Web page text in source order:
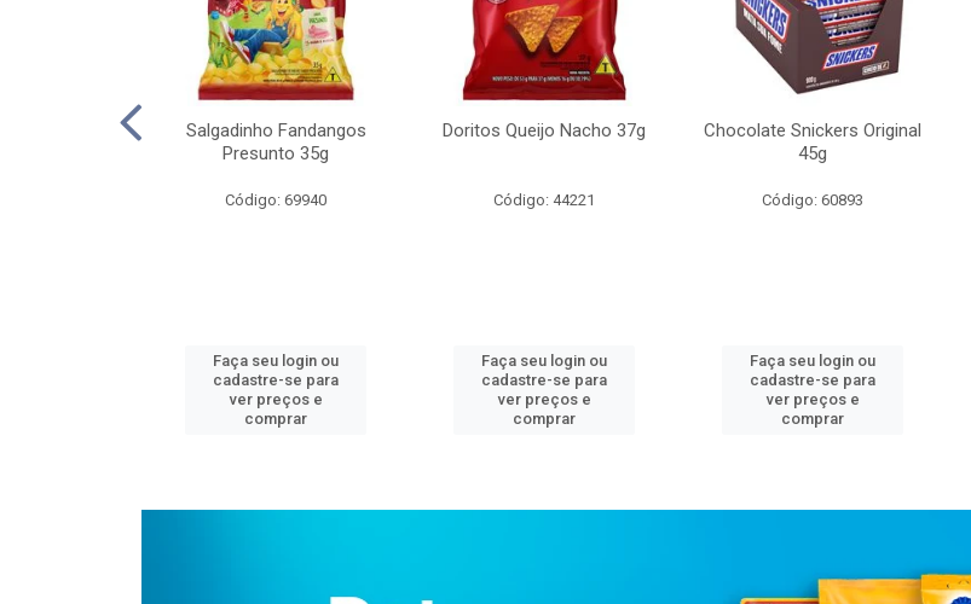
Multicererais
Salgadinho Fandangos
Presunto 35g
Código: 69940
Faça seu login ou
cadastre-se para
ver preços e
comprar
Doritos Queijo Nacho 37g
Código: 44221
Faça seu login ou
cadastre-se para
ver preços e
comprar
Chocolate Snickers Original
45g
Código: 60893
Faça seu login ou
cadastre-se para
ver preços e
comprar